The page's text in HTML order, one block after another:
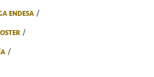
ENDESA